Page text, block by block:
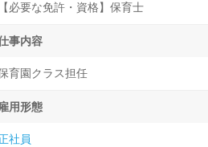
【必要な免許・資格】保育士
事内容
育園クラス担任
雇用形態
社員